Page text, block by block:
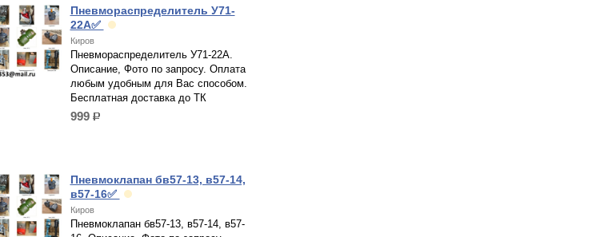
Пневмораспределитель У71-
22А✅
Киров
Пневмораспределитель У71-22А.
Описание, Фото по запросу. Оплата
любым удобным для Вас способом.
Бесплатная доставка до ТК
999 р.
Пневмоклапан бв57-13, в57-14,
в57-16✅
Киров
Пневмоклапан бв57-13, в57-14, в57-